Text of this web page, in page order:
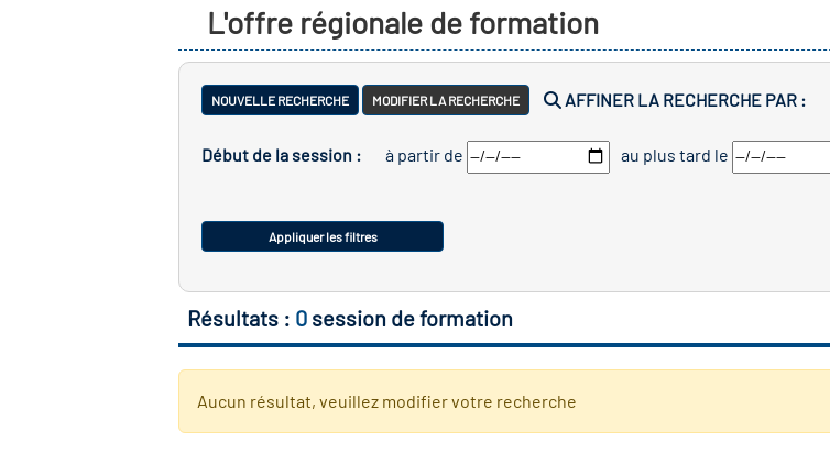
L'offre régionale de formation
NOUVELLE RECHERCHE MODIFIER LA RECHERCHE AFFINER LA RECHERCHE PAR :
Début de la session : à partir de au plus tard le
Appliquer les filtres
Résultats : 0 session de formation
Aucun résultat, veuillez modifier votre recherche